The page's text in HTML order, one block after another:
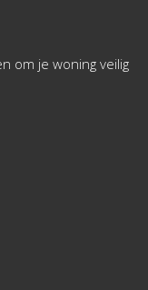
om je woning veilig